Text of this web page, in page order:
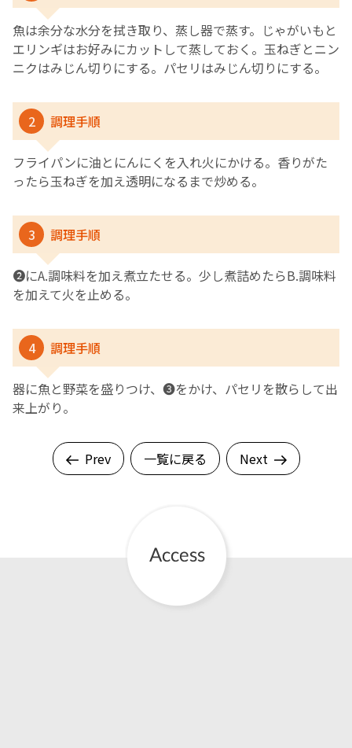
魚は余分な水分を拭き取り、蒸し器で蒸す。じゃがいもと
エリンギはお好みにカットして蒸しておく。玉ねぎとニン
ニクはみじん切りにする。パセリはみじん切りにする。
2 調理手順
フライパンに油とにんにくを入れ火にかける。香りがた
ったら玉ねぎを加え透明になるまで炒める。
3 調理手順
❷にA.調味料を加え煮立たせる。少し煮詰めたらB.調味料
を加えて火を止める。
4 調理手順
器に魚と野菜を盛りつけ、❸をかけ、パセリを散らして出
来上がり。
Prev 一覧に戻る Next